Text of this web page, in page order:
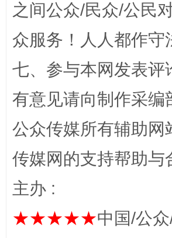
之间公众/民众/公民
众服务！人人都作守
七、参与本网发表评
有意见请向制作采编
公众传媒所有辅助网
传媒网的支持帮助与
主办 :
★★★★★中国/公